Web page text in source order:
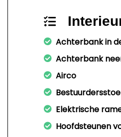
Achterbank in
Achterbank
Airco
Elektrische
Hoofdsteunen